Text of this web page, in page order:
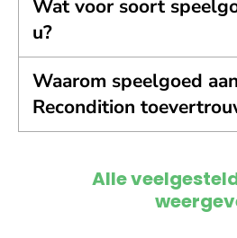
Wat voor soort
u?
Waarom speelgoed
Recondition
Alle